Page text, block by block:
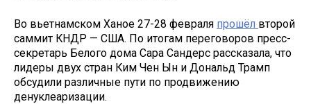
Во вьетнамском Ханое 27-28 февраля прошёл второй
саммит КНДР — США. По итогам переговоров пресс-
секретарь Белого дома Сара Сандерс рассказала, что
лидеры двух стран Ким Чен Ын и Дональд Трамп
обсудили различные пути по продвижению
денуклеаризации.